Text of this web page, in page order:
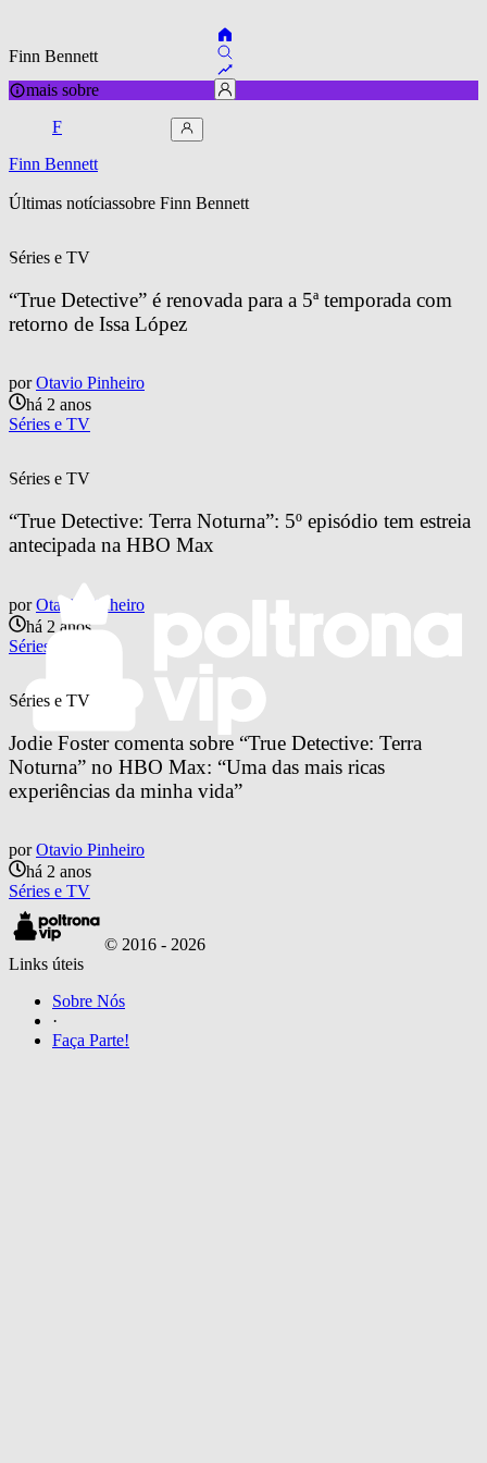
Finn Bennett
mais sobre
F
Finn Bennett
Últimas notíciassobre Finn Bennett
Séries e TV
“True Detective” é renovada para a 5ª temporada com
retorno de Issa López
por Otavio Pinheiro
há 2 anos
Séries e TV
Séries e TV
“True Detective: Terra Noturna”: 5º episódio tem estreia
antecipada na HBO Max
por Otavio Pinheiro
há 2 anos
Séries e TV
Séries e TV
Jodie Foster comenta sobre “True Detective: Terra
Noturna” no HBO Max: “Uma das mais ricas
experiências da minha vida”
por Otavio Pinheiro
há 2 anos
Séries e TV
© 2016 - 2026
Links úteis
Sobre Nós
·
Faça Parte!